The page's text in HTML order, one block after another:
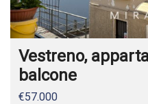
Vestreno,
balcone
€57.000